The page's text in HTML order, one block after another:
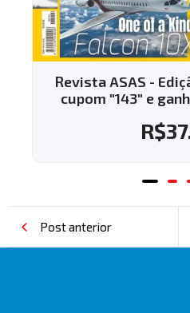
Revista ASAS -
cupom "144" e
R$
Post anterior